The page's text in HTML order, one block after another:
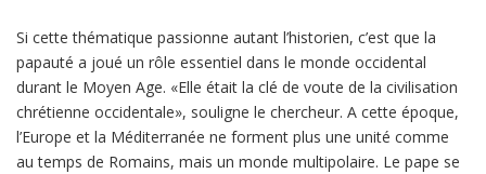
Si cette thématique passionne autant l’historien, c’est que la
papauté a joué un rôle essentiel dans le monde occidental
durant le Moyen Age. «Elle était la clé de voute de la civilisation
chrétienne occidentale», souligne le chercheur. A cette époque,
l’Europe et la Méditerranée ne forment plus une unité comme
au temps de Romains, mais un monde multipolaire. Le pape se